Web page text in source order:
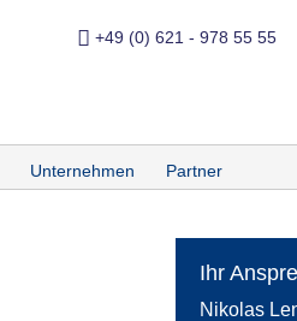
+49 (0) 621 - 978 55 55
Unternehmen Partner
Ihr
Nikolas